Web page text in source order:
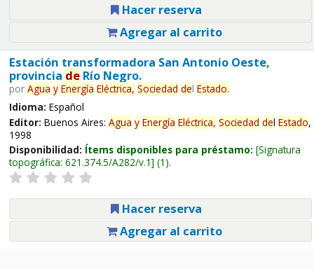
Hacer reserva
Agregar al carrito
Estación transformadora San Antonio Oeste,
provincia deRío Negro.
por Agua y Energía Eléctrica, Sociedad del Estado.
Idioma: Español
Editor: Buenos Aires: Agua y Energía Eléctrica, Sociedad del Estado,
1998
Disponibilidad: Ítems disponibles para préstamo: Signatura
topográfica: 621.374.5/A282/v.1 (1).
Hacer reserva
Agregar al carrito